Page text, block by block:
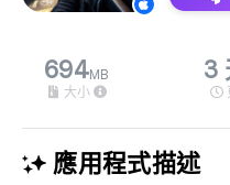
694MB
大小
3
應用程式描述